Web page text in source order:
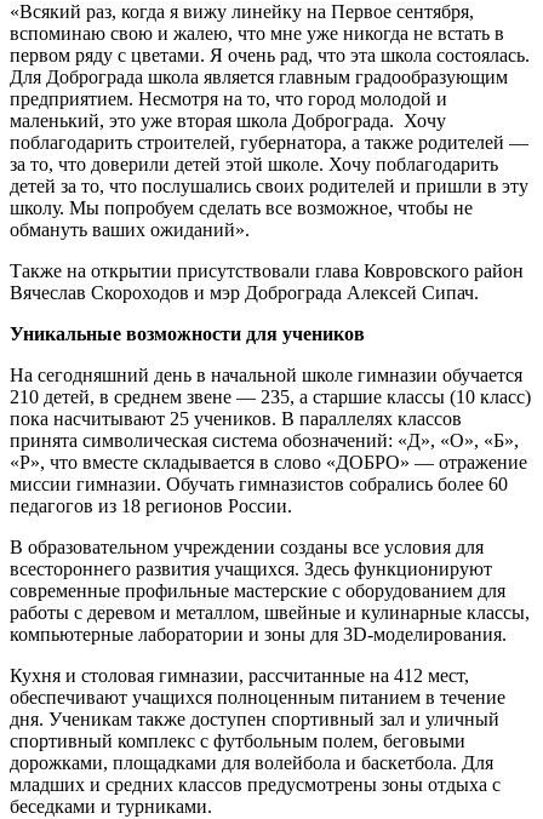
«Всякий раз, когда я вижу линейку на Первое сентября,
вспоминаю свою и жалею, что мне уже никогда не встать в
первом ряду с цветами. Я очень рад, что эта школа состоялась.
Для Доброграда школа является главным градообразующим
предприятием. Несмотря на то, что город молодой и
маленький, это уже вторая школа Доброграда. Хочу
поблагодарить строителей, губернатора, а также родителей —
за то, что доверили детей этой школе. Хочу поблагодарить
детей за то, что послушались своих родителей и пришли в эту
школу. Мы попробуем сделать все возможное, чтобы не
обмануть ваших ожиданий».
Также на открытии присутствовали глава Ковровского район
Вячеслав Скороходов и мэр Доброграда Алексей Сипач.
Уникальные возможности для учеников
На сегодняшний день в начальной школе гимназии обучается
210 детей, в среднем звене — 235, а старшие классы (10 класс)
пока насчитывают 25 учеников. В параллелях классов
принята символическая система обозначений: «Д», «О», «Б»,
«Р», что вместе складывается в слово «ДОБРО» — отражение
миссии гимназии. Обучать гимназистов собрались более 60
педагогов из 18 регионов России.
В образовательном учреждении созданы все условия для
всестороннего развития учащихся. Здесь функционируют
современные профильные мастерские с оборудованием для
работы с деревом и металлом, швейные и кулинарные классы,
компьютерные лаборатории и зоны для 3D-моделирования.
Кухня и столовая гимназии, рассчитанные на 412 мест,
обеспечивают учащихся полноценным питанием в течение
дня. Ученикам также доступен спортивный зал и уличный
спортивный комплекс с футбольным полем, беговыми
дорожками, площадками для волейбола и баскетбола. Для
младших и средних классов предусмотрены зоны отдыха с
беседками и турниками.